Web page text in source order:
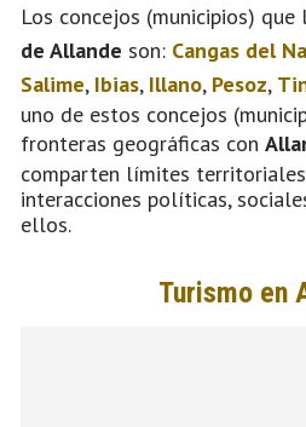
Los concejos (municipios)
de Allande son: Cangas del
Salime, Ibias, Illano, Pesoz,
uno de estos concejos
fronteras geográficas con
comparten límites
interacciones políticas,
ellos.